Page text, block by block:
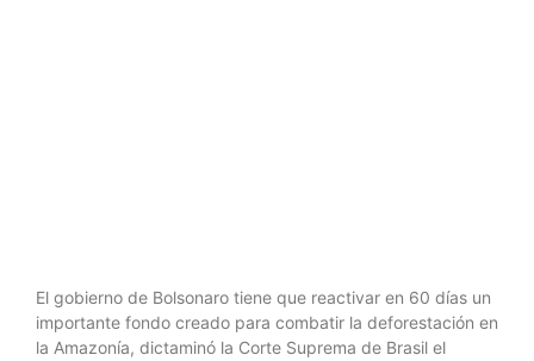
El gobierno de Bolsonaro tiene que reactivar en 60 días un
importante fondo creado para combatir la deforestación en
la Amazonía, dictaminó la Corte Suprema de Brasil el